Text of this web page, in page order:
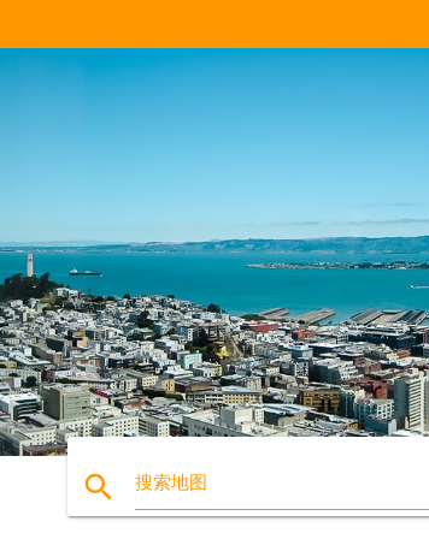
search 搜索地图